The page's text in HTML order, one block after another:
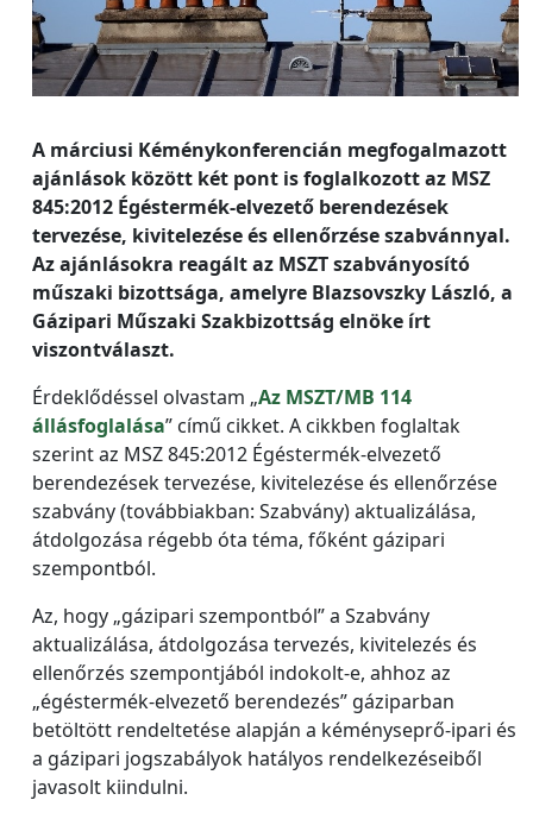
A márciusi Kéménykonferencián megfogalmazott
ajánlások között két pont is foglalkozott az MSZ
845:2012 Égéstermék-elvezető berendezések
tervezése, kivitelezése és ellenőrzése szabvánnyal.
Az ajánlásokra reagált az MSZT szabványosító
műszaki bizottsága, amelyre Blazsovszky László, a
Gázipari Műszaki Szakbizottság elnöke írt
viszontválaszt.
Érdeklődéssel olvastam „Az MSZT/MB 114
állásfoglalása” című cikket. A cikkben foglaltak
szerint az MSZ 845:2012 Égéstermék-elvezető
berendezések tervezése, kivitelezése és ellenőrzése
szabvány (továbbiakban: Szabvány) aktualizálása,
átdolgozása régebb óta téma, főként gázipari
szempontból.
Az, hogy „gázipari szempontból” a Szabvány
aktualizálása, átdolgozása tervezés, kivitelezés és
ellenőrzés szempontjából indokolt-e, ahhoz az
„égéstermék-elvezető berendezés” gáziparban
betöltött rendeltetése alapján a kéményseprő-ipari és
a gázipari jogszabályok hatályos rendelkezéseiből
javasolt kiindulni.